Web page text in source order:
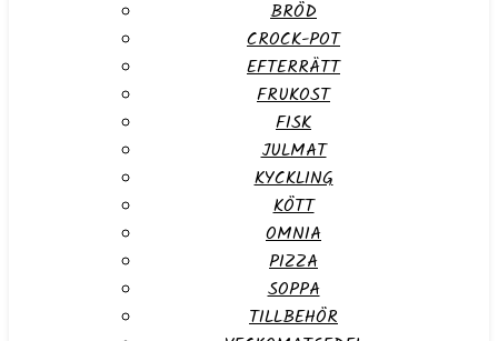
BRÖD
CROCK-POT
EFTERRÄTT
FRUKOST
FISK
JULMAT
KYCKLING
KÖTT
OMNIA
PIZZA
SOPPA
TILLBEHÖR